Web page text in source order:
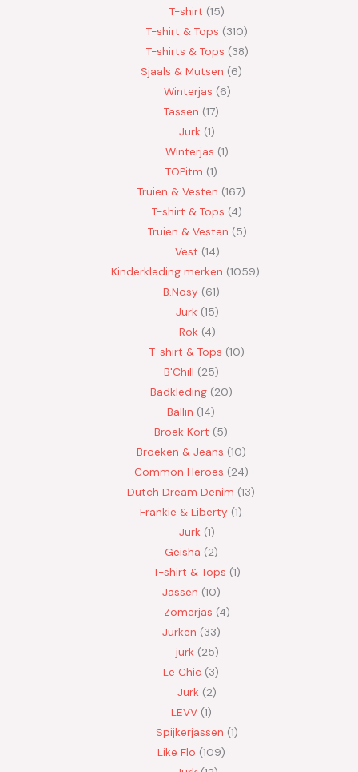
T-shirt 15
T-shirt & Tops 310
T-shirts & Tops 38
Sjaals & Mutsen 6
Winterjas 6
Tassen 17
Jurk 1
Winterjas 1
TOPitm 1
Truien & Vesten 167
T-shirt & Tops 4
Truien & Vesten 5
Vest 14
Kinderkleding merken 1059
B.Nosy 61
Jurk 15
Rok 4
T-shirt & Tops 10
B'Chill 25
Badkleding 20
Ballin 14
Broek Kort 5
Broeken & Jeans 10
Common Heroes 24
Dutch Dream Denim 13
Frankie & Liberty 1
Jurk 1
Geisha 2
T-shirt & Tops 1
Jassen 10
Zomerjas 4
Jurken 33
jurk 25
Le Chic 3
Jurk 2
LEVV 1
Spijkerjassen 1
Like Flo 109